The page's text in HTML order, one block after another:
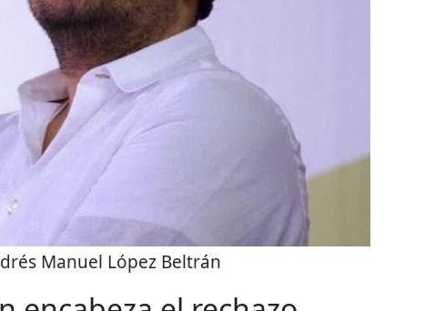
Manuel López Beltrán